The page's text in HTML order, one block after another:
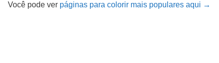
Você pode ver páginas para colorir mais populares aqui →